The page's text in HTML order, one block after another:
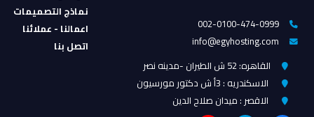
002-0100-474-0999
info@egyhosting.com
القاهره: 52 ش الطيران -مدينه نصر
الاسكندريه : 3أ ش دكتور مورسيون
الاقصر : ميدان صلاح الدين
نماذج التصميمات
اعمالنا - عملائنا
اتصل بنا